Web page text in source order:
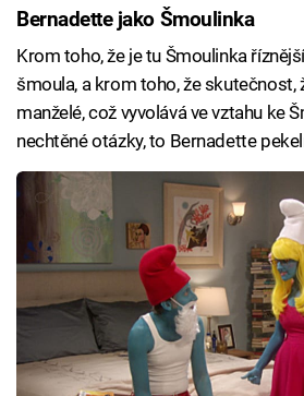
Bernadette jako Šmoulinka
Krom toho, že je tu Šmoulinka
šmoula, a krom toho, že skutečnost,
manželé, což vyvolává ve vztahu ke
nechtěné otázky, to Bernadette